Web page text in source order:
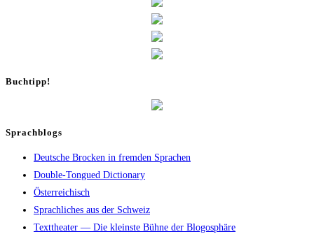
Buch­tipp!
Sprachblogs
Deutsche Brocken in fremden Sprachen
Double-Tongued Dictionary
Österreichisch
Sprachliches aus der Schweiz
Texttheater — Die kleinste Bühne der Blogosphäre